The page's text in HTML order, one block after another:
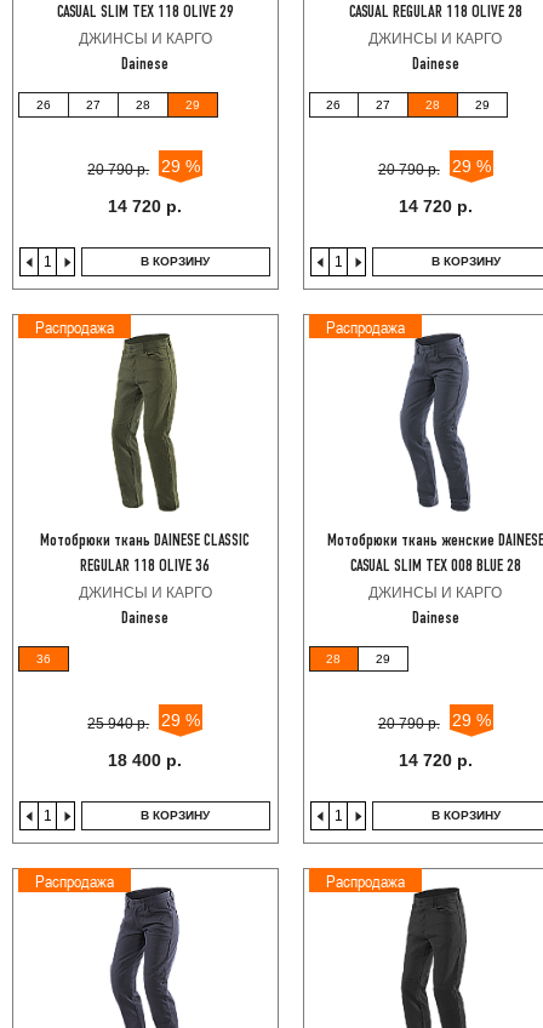
CASUAL SLIM TEX 118 OLIVE 29
ДЖИНСЫ И КАРГО
Dainese
26 27 28 29
20 790 р. 29 %
14 720 р.
В КОРЗИНУ
CASUAL REGULAR 118 OLIVE 28
ДЖИНСЫ И КАРГО
Dainese
26 27 28 29
20 790 р. 29 %
14 720 р.
В КОРЗИНУ
Распродажа
Мотобрюки ткань DAINESE CLASSIC
REGULAR 118 OLIVE 36
ДЖИНСЫ И КАРГО
Dainese
36
25 940 р. 29 %
18 400 р.
В КОРЗИНУ
Распродажа
Мотобрюки ткань женские DAINESE
CASUAL SLIM TEX 008 BLUE 28
ДЖИНСЫ И КАРГО
Dainese
28 29
20 790 р. 29 %
14 720 р.
В КОРЗИНУ
Распродажа Распродажа